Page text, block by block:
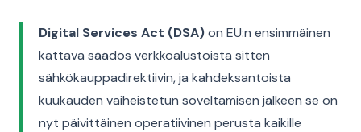
Digital Services Act (DSA)on EU:n ensimmäinen
kattava säädös verkkoalustoista sitten
sähkökauppadirektiivin, ja kahdeksantoista
kuukauden vaiheistetun soveltamisen jälkeen se on
nyt päivittäinen operatiivinen perusta kaikille